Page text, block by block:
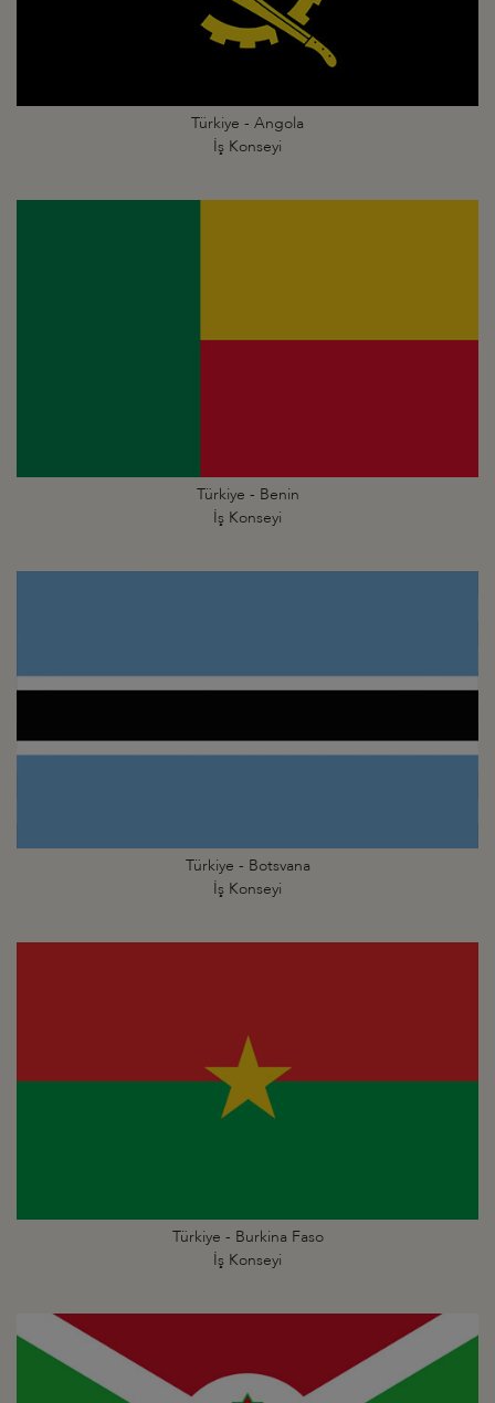
Türkiye - Angola
İş Konseyi
Türkiye - Benin
İş Konseyi
Türkiye - Botsvana
İş Konseyi
Türkiye - Burkina Faso
İş Konseyi